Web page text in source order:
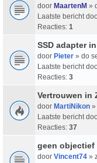
door MaartenM »
Laatste bericht
Reacties: 1
SSD adapter
door Pieter » do
Laatste bericht
Reacties: 3
Vertrouwen in
door MartiNikon »
Laatste bericht
Reacties: 37
geen objectief
door Vincent74 »